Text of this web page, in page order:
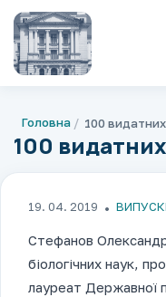
Головна 100
100
19. 04. 2019
Стефанов
біологічних наук,
лауреат Державної